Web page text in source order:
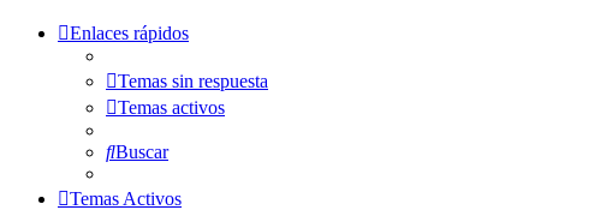
Enlaces rápidos
Temas sin respuesta
Temas activos
Buscar
Temas Activos